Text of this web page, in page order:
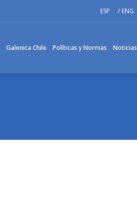
ESP / ENG
Galenica Chile Políticas y Normas Noticias